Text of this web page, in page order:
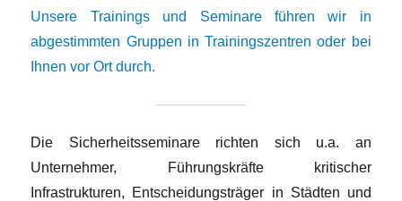
Unsere Trainings und Seminare führen wir in
abgestimmten Gruppen in Trainingszentren oder bei
Ihnen vor Ort durch.
Die Sicherheitsseminare richten sich u.a. an
Unternehmer, Führungskräfte kritischer
Infrastrukturen, Entscheidungsträger in Städten und